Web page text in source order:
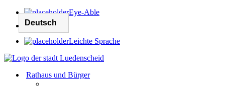
Eye-Able
Leichte Sprache
Rathaus und Bürger